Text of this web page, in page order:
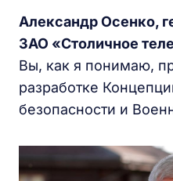
Александр Осенко,
ЗАО «Столичное
Вы, как я понимаю,
разработке
безопасности и